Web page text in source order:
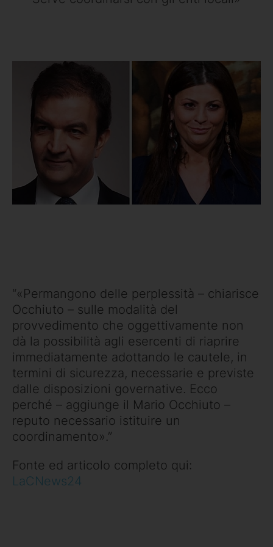
“«Permangono delle perplessità – chiarisce
Occhiuto – sulle modalità del
provvedimento che oggettivamente non
dà la possibilità agli esercenti di riaprire
immediatamente adottando le cautele, in
termini di sicurezza, necessarie e previste
dalle disposizioni governative. Ecco
perché – aggiunge il Mario Occhiuto –
reputo necessario istituire un
coordinamento».”
Fonte ed articolo completo qui:
LaCNews24